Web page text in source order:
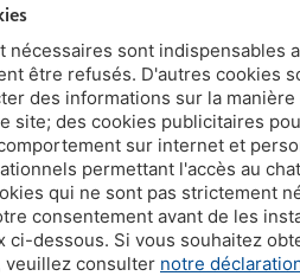
nécessaires sont indispensables
être refusés. D'autres cookies
des informations sur la
site; des cookies publicitaires
sur internet et
permettant l'accès au
qui ne sont pas strictement
consentement avant de les
ci-dessous. Si vous souhaitez
veuillez consulter notre